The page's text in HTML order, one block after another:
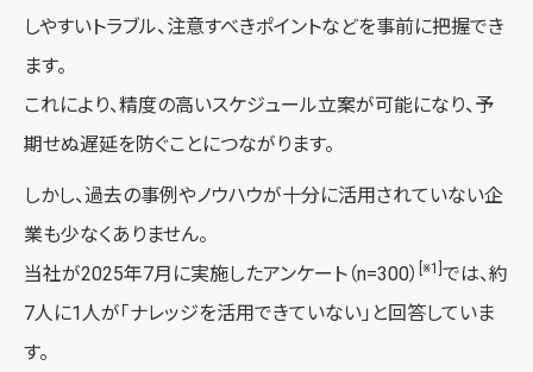
しやすいトラブル、注意すべきポイントなどを事前に把握でき
ます。
これにより、精度の高いスケジュール立案が可能になり、予
期せぬ遅延を防ぐことにつながります。
しかし、過去の事例やノウハウが十分に活用されていない企
業も少なくありません。
当社が2025年7月に実施したアンケート（n=300） [※1] では、約
7人に1人が「ナレッジを活用できていない」と回答していま
す。